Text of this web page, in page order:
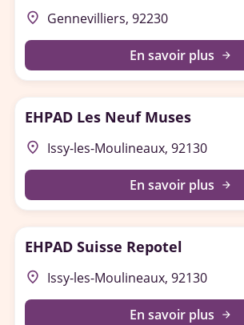
place Gennevilliers, 92230
En savoir plus arrow_forward
EHPAD Les Neuf Muses
place Issy-les-Moulineaux, 92130
En savoir plus arrow_forward
EHPAD Suisse Repotel
place Issy-les-Moulineaux, 92130
En savoir plus arrow_forward